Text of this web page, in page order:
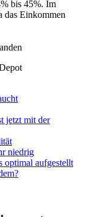
bis 45%. Im
das Einkommen
jetzt mit der
niedrig
optimal aufgestellt